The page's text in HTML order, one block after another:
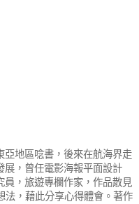
亞地區唸書，後來在航海界走
展，曾任電影海報平面設計
員，旅遊專欄作家，作品散見
法，藉此分享心得體會。著作